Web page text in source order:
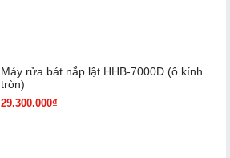
Máy rửa bát nắp lật HHB-7000D (ô kính
tròn)
29.300.000₫